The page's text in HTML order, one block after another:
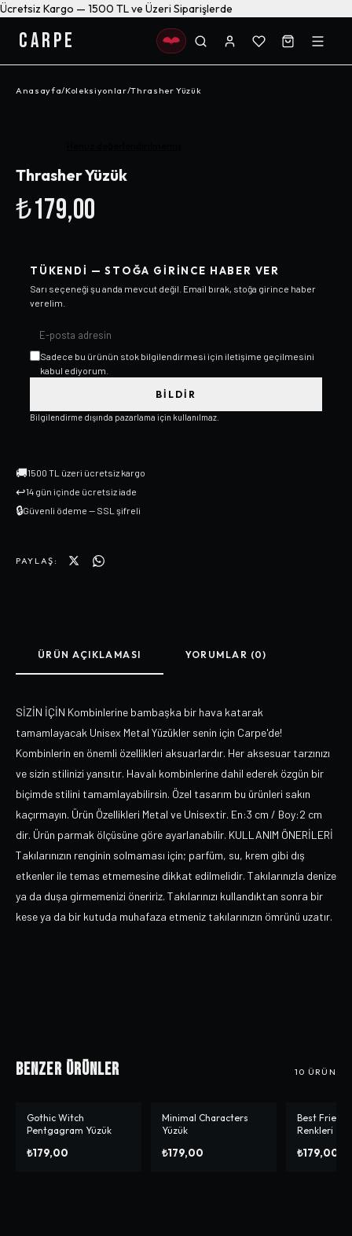
Ücretsiz Kargo — 1500 TL ve Üzeri Siparişlerde
CARPE
Anasayfa/Koleksiyonlar/Thrasher Yüzük
Thrasher Yüzük
₺179,00
TÜKENDI — STOĞA GIRINCE HABER VER
Sarı seçeneği şu anda mevcut değil. Email bırak, stoğa girince haber
verelim.
Sadece bu ürünün stok bilgilendirmesi için iletişime geçilmesini
kabul ediyorum.
BILDIR
Bilgilendirme dışında pazarlama için kullanılmaz.
🚚1500 TL üzeri ücretsiz kargo
↩14 gün içinde ücretsiz iade
🔒Güvenli ödeme — SSL şifreli
PAYLAŞ:
ÜRÜN AÇIKLAMASI YORUMLAR (0)
SİZİN İÇİN Kombinlerine bambaşka bir hava katarak
tamamlayacak Unisex Metal Yüzükler senin için Carpe'de!
Kombinlerin en önemli özellikleri aksuarlardır. Her aksesuar tarzınızı
ve sizin stilinizi yansıtır. Havalı kombinlerine dahil ederek özgün bir
biçimde stilini tamamlayabilirsin. Özel tasarım bu ürünleri sakın
kaçırmayın. Ürün Özellikleri Metal ve Unisextir. En:3 cm / Boy:2 cm
dir. Ürün parmak ölçüsüne göre ayarlanabilir. KULLANIM ÖNERİLERİ
Takılarınızın renginin solmaması için; parfüm, su, krem gibi dış
etkenler ile temas etmemesine dikkat edilmelidir. Takılarınızla denize
ya da duşa girmemenizi öneririz. Takılarınızı kullandıktan sonra bir
kese ya da bir kutuda muhafaza etmeniz takılarınızın ömrünü uzatır.
Benzer Ürünler 10 ÜRÜN
Gothic Witch
Pentgagram Yüzük
₺179,00
Minimal Characters
Yüzük
₺179,00
Best Friend
Renkleri
₺179,00